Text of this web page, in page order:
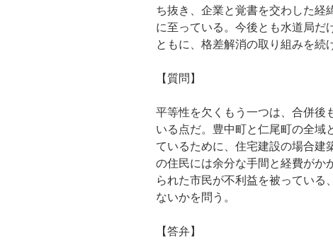
ち抜き、企業と覚書を交わした経
に至っている。今後とも水道局だ
ともに、格差解消の取り組みを続
【質問】
平等性を欠くもう一つは、合併後
いる点だ。豊中町と仁尾町の全域
ているために、住宅建設の場合建
の住民には余分な手間と経費がか
られた市民が不利益を被っている
ないかを問う。
【答弁】